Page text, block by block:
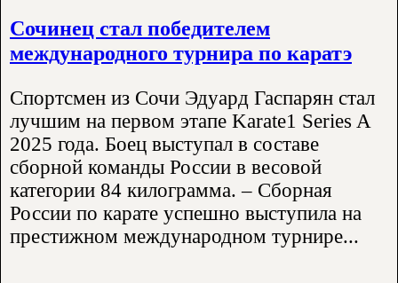
Сочинец стал победителем
международного турнира по каратэ
Спортсмен из Сочи Эдуард Гаспарян стал
лучшим на первом этапе Karate1 Series A
2025 года. Боец выступал в составе
сборной команды России в весовой
категории 84 килограмма. – Сборная
России по карате успешно выступила на
престижном международном турнире...